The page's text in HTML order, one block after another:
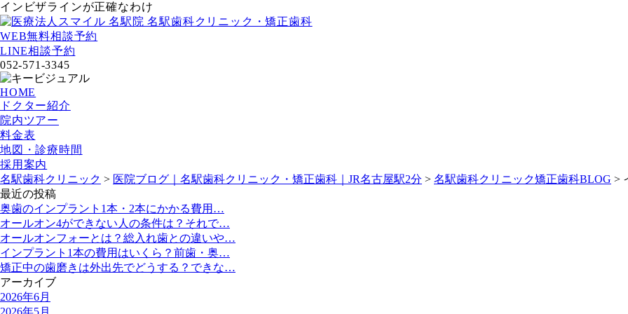
インビザラインが正確なわけ
WEB無料相談予約
LINE相談予約
052-571-3345
HOME
ドクター紹介
院内ツアー
料金表
地図・診療時間
採用案内
名駅歯科クリニック > 医院ブログ｜名駅歯科クリニック・矯正歯科｜JR名古屋駅2分 > 名駅歯科クリニック矯正歯科BLOG >
最近の投稿
奥歯のインプラント1本・2本にかかる費用…
オールオン4ができない人の条件は？それで…
オールオンフォーとは？総入れ歯との違いや…
インプラント1本の費用はいくら？前歯・奥…
矯正中の歯磨きは外出先でどうする？できな…
アーカイブ
2026年6月
2026年5月